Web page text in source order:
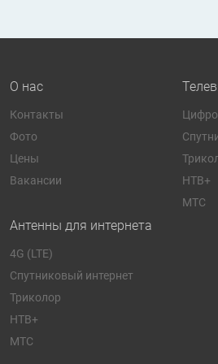
О нас
Контакты
Фото
Цены
Вакансии
НТВ+
МТС
Антенны для интернета
4G (LTE)
Спутниковый интернет
Триколор
НТВ+
МТС